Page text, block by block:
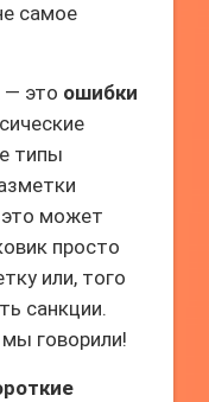
самое
— это ошибки
типы
это может
просто
или, того
санкции.
говорили!